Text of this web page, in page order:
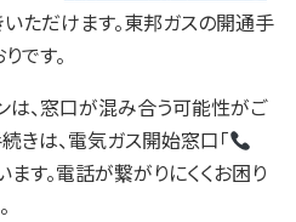
いただけます。東邦ガスの開通手
です。
、窓口が混み合う可能性がご
きは、電気ガス開始窓口「
ます。電話が繋がりにくくお困り